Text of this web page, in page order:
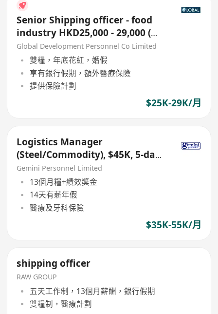
Senior Shipping officer - food
industry HKD25,000 - 29,000 (外
勞或無相關經驗勿擾~!)
Global Development Personnel Co Limited
雙糧，年底花紅，婚假
享有銀行假期，額外醫療保險
提供保險計劃
$25K-29K/月
Logistics Manager
(Steel/Commodity), $45K, 5-day
work, good benefits
Gemini Personnel Limited
13個月糧+績效獎金
14天有薪年假
醫療及牙科保險
$35K-55K/月
shipping officer
RAW GROUP
五天工作制，13個月薪酬，銀行假期
雙糧制，醫療計劃